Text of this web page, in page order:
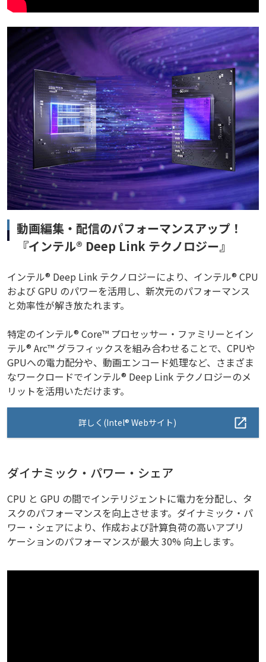
動画編集・配信のパフォーマンスアップ！
『インテル® Deep Link テクノロジー』
インテル® Deep Link テクノロジーにより、インテル® CPU
および GPU のパワーを活用し、新次元のパフォーマンス
と効率性が解き放たれます。
特定のインテル® Core™ プロセッサー・ファミリーとイン
テル® Arc™ グラフィックスを組み合わせることで、CPUや
GPUへの電力配分や、動画エンコード処理など、さまざま
なワークロードでインテル® Deep Link テクノロジーのメ
リットを活用いただけます。
詳しく(Intel® Webサイト)
ダイナミック・パワー・シェア
CPU と GPU の間でインテリジェントに電力を分配し、タ
スクのパフォーマンスを向上させます。ダイナミック・パ
ワー・シェアにより、作成および計算負荷の高いアプリ
ケーションのパフォーマンスが最大 30% 向上します。